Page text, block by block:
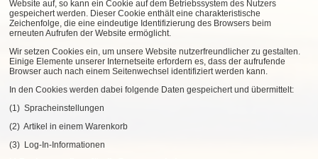
Website auf, so kann ein Cookie auf dem Betriebssystem des Nutzers
gespeichert werden. Dieser Cookie enthält eine charakteristische
Zeichenfolge, die eine eindeutige Identifizierung des Browsers beim
erneuten Aufrufen der Website ermöglicht.
Wir setzen Cookies ein, um unsere Website nutzerfreundlicher zu gestalten.
Einige Elemente unserer Internetseite erfordern es, dass der aufrufende
Browser auch nach einem Seitenwechsel identifiziert werden kann.
In den Cookies werden dabei folgende Daten gespeichert und übermittelt:
(1) Spracheinstellungen
(2) Artikel in einem Warenkorb
(3) Log-In-Informationen